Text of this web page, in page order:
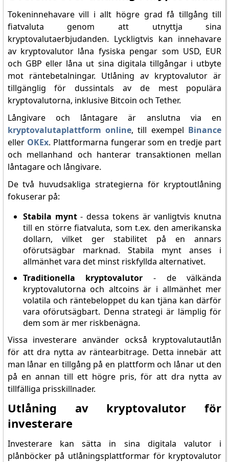
Tokeninnehavare vill i allt högre grad få tillgång till
fiatvaluta genom att utnyttja sina
kryptovalutaerbjudanden. Lyckligtvis kan innehavare
av kryptovalutor låna fysiska pengar som USD, EUR
och GBP eller låna ut sina digitala tillgångar i utbyte
mot räntebetalningar. Utlåning av kryptovalutor är
tillgänglig för dussintals av de mest populära
kryptovalutorna, inklusive Bitcoin och Tether.
Långivare och låntagare är anslutna via en
kryptovalutaplattform online, till exempel Binance
eller OKEx. Plattformarna fungerar som en tredje part
och mellanhand och hanterar transaktionen mellan
låntagare och långivare.
De två huvudsakliga strategierna för kryptoutlåning
fokuserar på:
Stabila mynt- dessa tokens är vanligtvis knutna
till en större fiatvaluta, som t.ex. den amerikanska
dollarn, vilket ger stabilitet på en annars
oförutsägbar marknad. Stabila mynt anses i
allmänhet vara det minst riskfyllda alternativet.
Traditionella kryptovalutor - de välkända
kryptovalutorna och altcoins är i allmänhet mer
volatila och räntebeloppet du kan tjäna kan därför
vara oförutsägbart. Denna strategi är lämplig för
dem som är mer riskbenägna.
Vissa investerare använder också kryptovalutautlån
för att dra nytta av räntearbitrage. Detta innebär att
man lånar en tillgång på en plattform och lånar ut den
på en annan till ett högre pris, för att dra nytta av
tillfälliga prisskillnader.
Utlåning av kryptovalutor för
investerare
Investerare kan sätta in sina digitala valutor i
plånböcker på utlåningsplattformar för kryptovalutor